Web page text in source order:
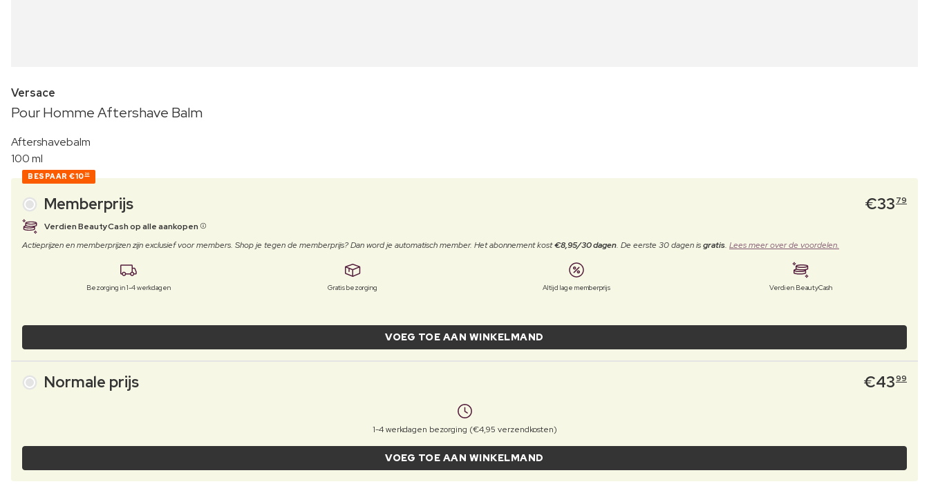
Versace
Pour Homme Aftershave Balm
Aftershavebalm
100 ml
BESPAAR €10 20
Memberprijs €33 79
Verdien BeautyCash op alle aankopen
Actieprijzen en memberprijzen zijn exclusief voor members. Shop je tegen de memberprijs? Dan word je automatisch member. Het abonnement kost€8,95/30 dagen. De eerste 30 dagen isgratis. Lees meer over de voordelen.
Bezorging in 1-4 werkdagen Gratis bezorging Altijd lage memberprijs Verdien BeautyCash
VOEG TOE AAN WINKELMAND
Normale prijs €4399
1-4 werkdagen bezorging (€4,95 verzendkosten)
VOEG TOE AAN WINKELMAND